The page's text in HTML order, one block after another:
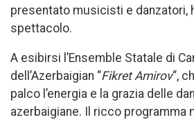
presentato musicisti e danzatori,
spettacolo.
A esibirsi l’Ensemble Statale di
dell’Azerbaigian “Fikret Amirov“,
palco l’energia e la grazia delle
azerbaigiane. Il ricco programma